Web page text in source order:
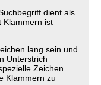
dient als
Klammern ist
lang sein und
Unterstrich
Zeichen
Klammern zu